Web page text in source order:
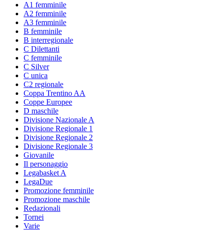
A1 femminile
A2 femminile
A3 femminile
B femminile
B interregionale
C Dilettanti
C femminile
C Silver
C unica
C2 regionale
Coppa Trentino AA
Coppe Europee
D maschile
Divisione Nazionale A
Divisione Regionale 1
Divisione Regionale 2
Divisione Regionale 3
Giovanile
Il personaggio
Legabasket A
LegaDue
Promozione femminile
Promozione maschile
Redazionali
Tornei
Varie